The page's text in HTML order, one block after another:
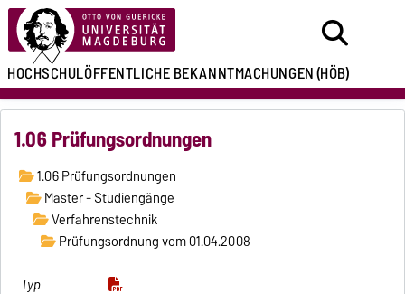
HOCHSCHULÖFFENTLICHEBEKANNTMACHUNGEN(HÖB)
1.06 Prüfungsordnungen
1.06 Prüfungsordnungen
Master - Studiengänge
Verfahrenstechnik
Prüfungsordnung vom 01.04.2008